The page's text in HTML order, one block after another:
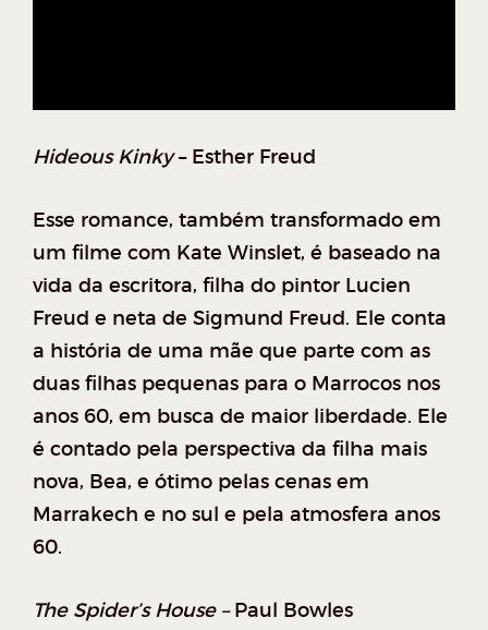
Hideous Kinky– Esther Freud
Esse romance, também transformado em
um filme com Kate Winslet, é baseado na
vida da escritora, filha do pintor Lucien
Freud e neta de Sigmund Freud. Ele conta
a história de uma mãe que parte com as
duas filhas pequenas para o Marrocos nos
anos 60, em busca de maior liberdade. Ele
é contado pela perspectiva da filha mais
nova, Bea, e ótimo pelas cenas em
Marrakech e no sul e pela atmosfera anos
60.
The Spider’s House –Paul Bowles